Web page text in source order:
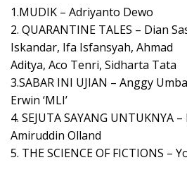
1.MUDIK – Adriyanto Dewo
2. QUARANTINE TALES – Dian
Iskandar, Ifa Isfansyah, Ahmad
Aditya, Aco Tenri, Sidharta Tata
3.SABAR INI UJIAN – Anggy
Erwin ‘MLI’
4. SEJUTA SAYANG UNTUKNYA
Amiruddin Olland
5. THE SCIENCE OF FICTIONS –